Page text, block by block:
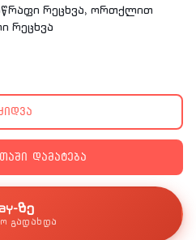
რეცხვა, ორთქლით
რეცხვა
A+++
annum
დამატება
ზე
გადახდა